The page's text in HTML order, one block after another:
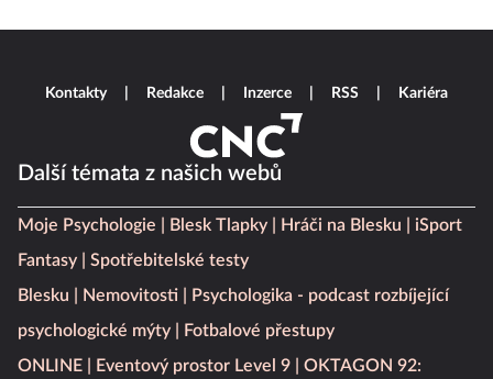
Další témata z našich webů
Moje Psychologie Blesk Tlapky Hráči na Blesku
iSport
Fantasy
Spotřebitelské testy
Blesku
Nemovitosti
Psychologika - podcast rozbíjející
psychologické mýty
Fotbalové přestupy
ONLINE
Eventový prostor Level 9
OKTAGON 92:
Kontakty Redakce Inzerce RSS Kariéra